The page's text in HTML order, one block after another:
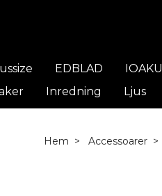
EDBLAD IOAKU
Inredning Ljus
Hem Accessoarer